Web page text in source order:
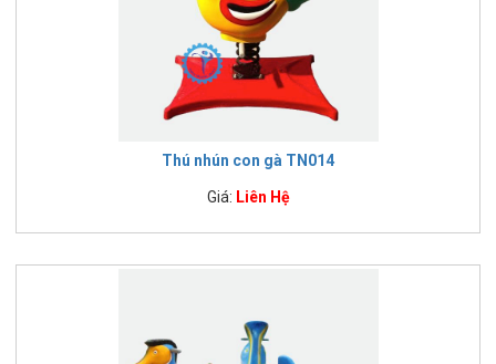
Thú nhún con gà TN014
Giá: Liên Hệ